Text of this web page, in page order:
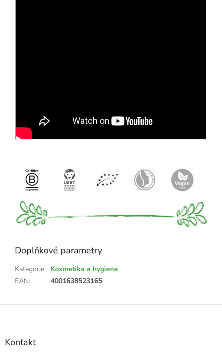
Doplňkové parametry
Kategorie: Kosmetika a hygiena
EAN: 4001638523165
Z
Kontakt